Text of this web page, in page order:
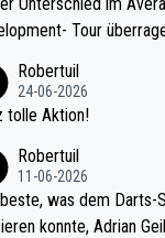
Tour
Da gewinnst keinen Blumentopf - ist ja n
eines Kreisligisten vs einem Bu
Robertuil
24-06-2026
tolle Aktion!
Robertuil
11-06-2026
was dem Darts-
konnte, Adrian